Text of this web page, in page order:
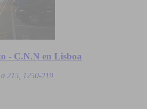
- C.N.N en Lisboa
215, 1250-219